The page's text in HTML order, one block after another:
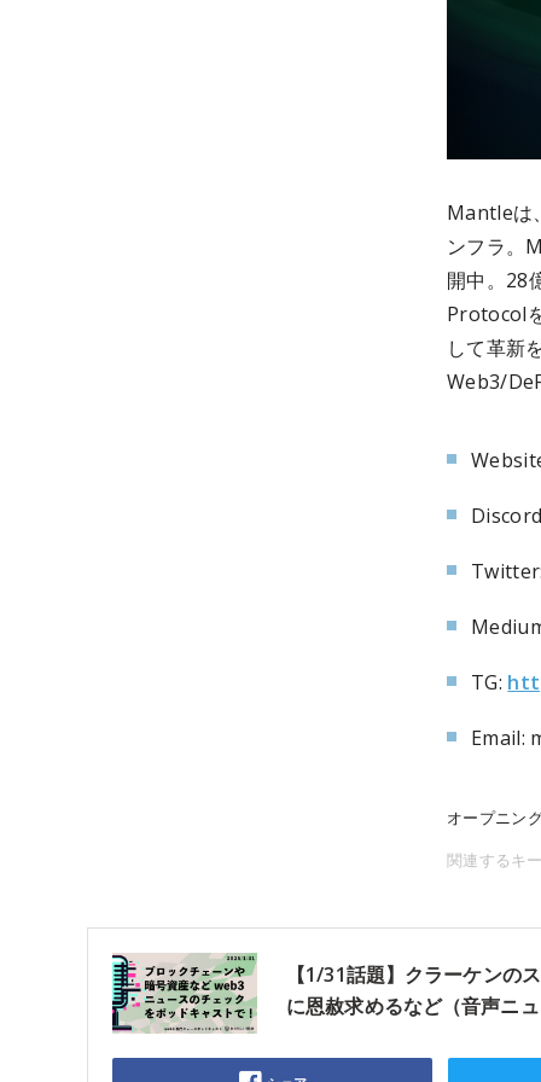
Mantleは
ンフラ。
開中。28
Protocol
して革新
Web3/
TG:
Email:
オープニン
関連するキ
【1/31話題】クラーケンの
に恩赦求めるなど（音声ニ